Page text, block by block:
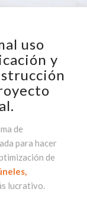
uso
y
de
para hacer
de
lucrativo.